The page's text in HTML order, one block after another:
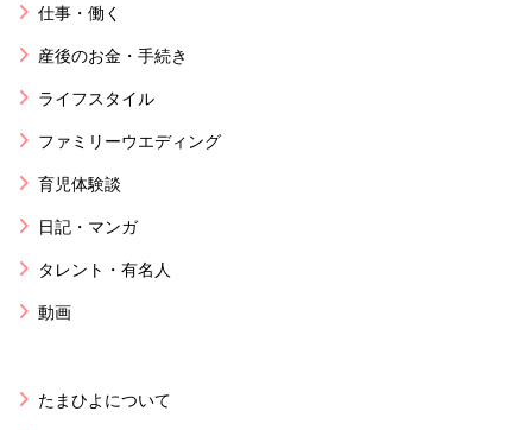
仕事・働く
産後のお金・手続き
ライフスタイル
ファミリーウエディング
育児体験談
日記・マンガ
タレント・有名人
動画
たまひよについて